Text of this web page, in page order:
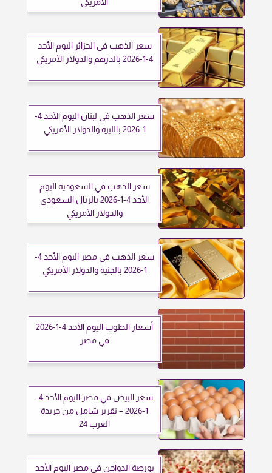
الأمريكي
سعر الذهب في الجزائر اليوم الأحد
4-1-2026 بالدرهم والدولار الأمريكي
سعر الذهب في لبنان اليوم الأحد 4-
1-2026 بالليرة والدولار الأمريكي
سعر الذهب في السعودية اليوم
الأحد 4-1-2026 بالريال السعودي
والدولار الأمريكي
سعر الذهب في مصر اليوم الأحد 4-
1-2026 بالجنيه والدولار الأمريكي
أسعار الطوب اليوم الأحد 4-1-2026
في مصر
سعر البيض في مصر اليوم الأحد 4-
1-2026 – تقرير شامل من جريدة
العرب 24
بورصة الدواجن في مصر اليوم الأحد